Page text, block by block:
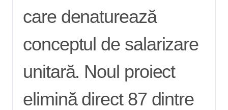
care denaturează
conceptul de salarizare
unitară. Noul proiect
elimină direct 87 dintre